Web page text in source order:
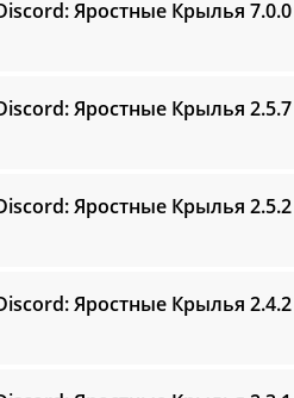
Яростные Крылья 7.0.0
Яростные Крылья 2.5.7
Яростные Крылья 2.5.2
Яростные Крылья 2.4.2